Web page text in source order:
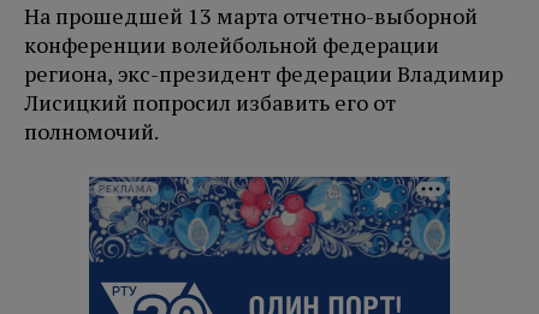
На прошедшей 13 марта отчетно-выборной
конференции волейбольной федерации
региона, экс-президент федерации Владимир
Лисицкий попросил избавить его от
полномочий.
РЕКЛАМА